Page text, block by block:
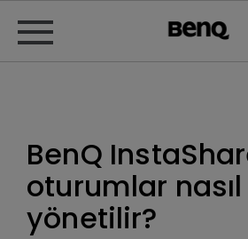
BenQ
oturumlar nasıl
yönetilir?